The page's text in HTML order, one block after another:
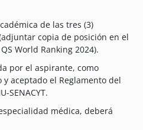
de las tres (3)
copia de posición en el
World Ranking 2024).
por el aspirante, como
aceptado el Reglamento del
SENACYT.
médica, deberá